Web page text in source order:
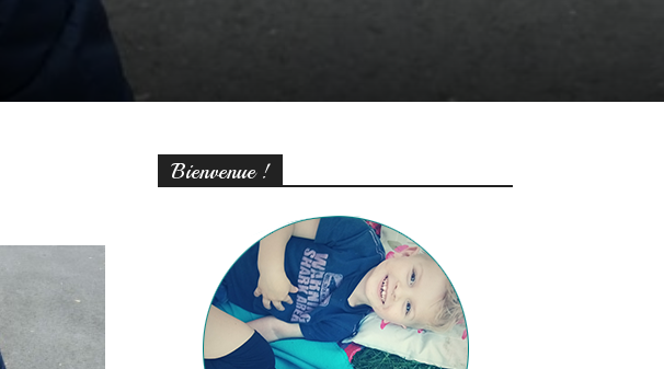
Bienvenue !